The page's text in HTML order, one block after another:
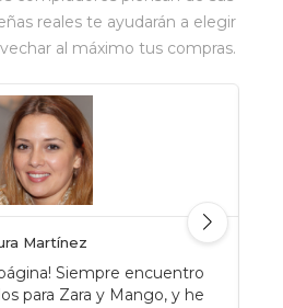
reales te ayudarán a elegir
al máximo tus compras.
Martínez
Siempre encuentro
para Zara y Mango, y he